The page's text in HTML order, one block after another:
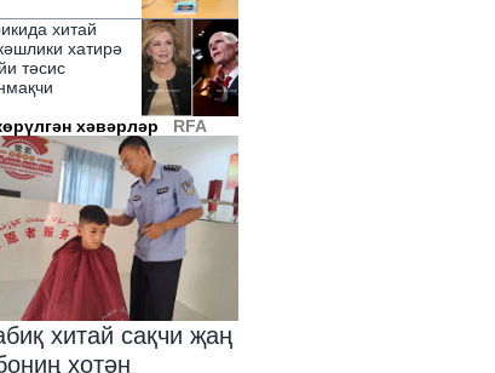
хитай
хатирә
тәсис
хәвәрләр
RFA
хитай сақчи җаң
хотән